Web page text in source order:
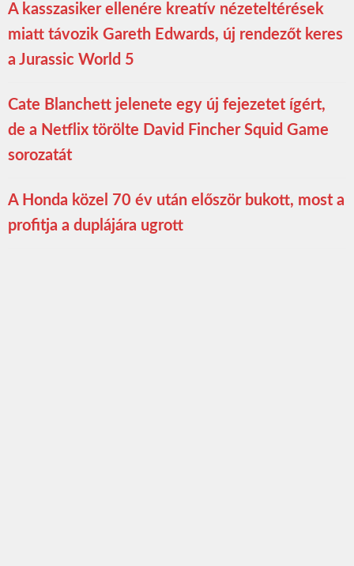
A kasszasiker ellenére kreatív nézeteltérések
miatt távozik Gareth Edwards, új rendezőt keres
a Jurassic World 5
Cate Blanchett jelenete egy új fejezetet ígért,
de a Netflix törölte David Fincher Squid Game
sorozatát
A Honda közel 70 év után először bukott, most a
profitja a duplájára ugrott